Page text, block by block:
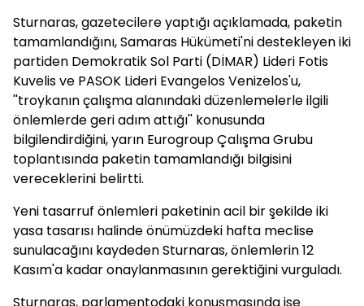
Sturnaras, gazetecilere yaptığı açıklamada, paketin
tamamlandığını, Samaras Hükümeti'ni destekleyen iki
partiden Demokratik Sol Parti (DİMAR) Lideri Fotis
Kuvelis ve PASOK Lideri Evangelos Venizelos'u,
''troykanın çalışma alanındaki düzenlemelerle ilgili
önlemlerde geri adım attığı'' konusunda
bilgilendirdiğini, yarın Eurogroup Çalışma Grubu
toplantısında paketin tamamlandığı bilgisini
vereceklerini belirtti.
Yeni tasarruf önlemleri paketinin acil bir şekilde iki
yasa tasarısı halinde önümüzdeki hafta meclise
sunulacağını kaydeden Sturnaras, önlemlerin 12
Kasım'a kadar onaylanmasının gerektiğini vurguladı.